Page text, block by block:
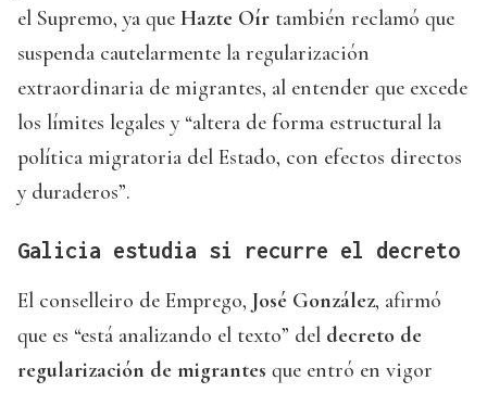
el Supremo, ya que Hazte Oír también reclamó que
suspenda cautelarmente la regularización
extraordinaria de migrantes, al entender que excede
los límites legales y “altera de forma estructural la
política migratoria del Estado, con efectos directos
y duraderos”.
Galicia estudia si recurre el decreto
El conselleiro de Emprego, José González, afirmó
que es “está analizando el texto” del decreto de
regularización de migrantes que entró en vigor